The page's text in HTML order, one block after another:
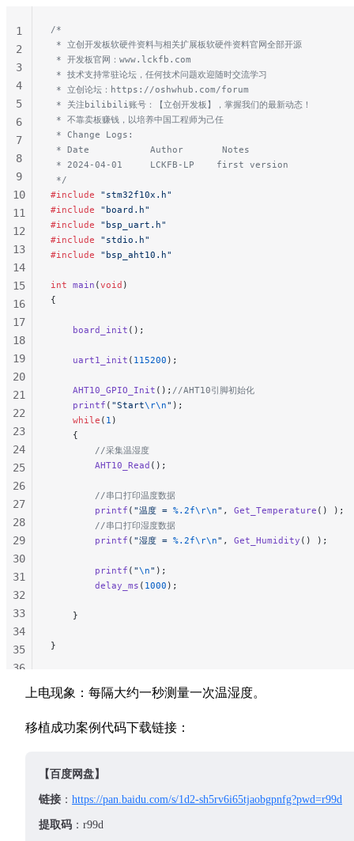
324
53
/*
* 立创开发板软硬件资料与相关扩展板软硬件资料官网全部开源
* 开发板官网：www.lckfb.com
* 技术支持常驻论坛，任何技术问题欢迎随时交流学习
* 立创论坛：https://oshwhub.com/forum
* 关注bilibili账号：【立创开发板】，掌握我们的最新动态！
* 不靠卖板赚钱，以培养中国工程师为己任
* Change Logs:
* Date           Author       Notes
* 2024-04-01     LCKFB-LP    first version
*/
#include "stm32f10x.h"
#include "board.h"
#include "bsp_uart.h"
#include "stdio.h"
#include "bsp_aht10.h"
int main (void )
{
    board_init
();
    uart1_init
( 115200 );
    AHT10_GPIO_Init
(); //AHT10引脚初始化
    printf
( "Start\r\n" );
    while
( 1 )
    {
        //采集温湿度
        AHT10_Read
();
        //串口打印温度数据
        printf
( "温度 = %.2f\r\n" , Get_Temperature () );
        //串口打印湿度数据
        printf
( "湿度 = %.2f\r\n" , Get_Humidity () );
        printf
( "\n" );
        delay_ms
( 1000 );
    }
}
1
2
3
4
5
6
7
8
9
10
11
12
13
14
15
16
17
18
19
20
21
22
23
24
25
26
27
28
29
30
31
32
33
34
35
36
上电现象：每隔大约一秒测量一次温湿度。
移植成功案例代码下载链接：
【百度网盘】
链接 ： https://pan.baidu.com/s/1d2-sh5rv6i65tjaobgpnfg?pwd=r99d
提取码 ：r99d